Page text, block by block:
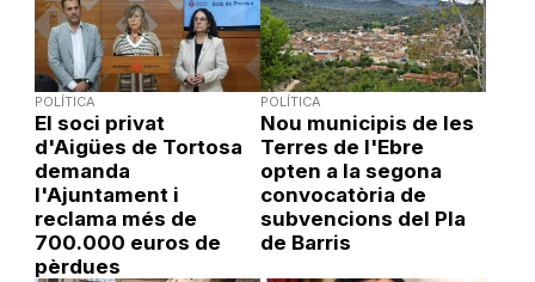
POLÍTICA
El soci privat
d'Aigües de Tortosa
demanda
l'Ajuntament i
reclama més de
700.000 euros de
pèrdues
POLÍTICA
Nou municipis de les
Terres de l'Ebre
opten a la segona
convocatòria de
subvencions del Pla
de Barris